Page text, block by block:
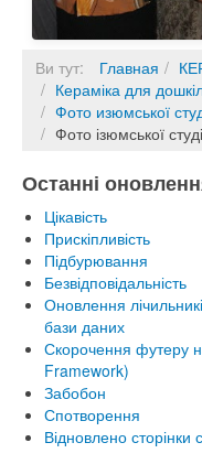
Ви тут: Главная
Кераміка для
Фото изюмської
Фото ізюмської
Останні
Цікавість
Прискіпливість
Підбурювання
Безвідповідальність
Оновлення
бази даних
Скорочення футеру
Framework)
Забобон
Спотворення
Відновлено